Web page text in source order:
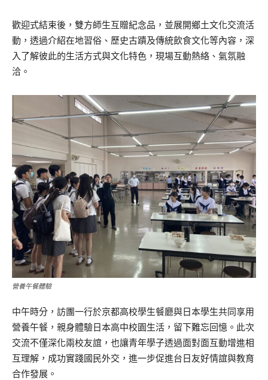
歡迎式結束後，雙方師生互贈紀念品，並展開鄉土文化交流活
動，透過介紹在地習俗、歷史古蹟及傳統飲食文化等內容，深
入了解彼此的生活方式與文化特色，現場互動熱絡、氣氛融
洽。
營養午餐體驗
中午時分，訪團一行於京都高校學生餐廳與日本學生共同享用
營養午餐，親身體驗日本高中校園生活，留下難忘回憶。此次
交流不僅深化兩校友誼，也讓青年學子透過面對面互動增進相
互理解，成功實踐國民外交，進一步促進台日友好情誼與教育
合作發展。